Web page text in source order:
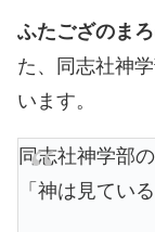
ふたござのまろ
た、同志社神
います。
同志社神学部
「神は見ている